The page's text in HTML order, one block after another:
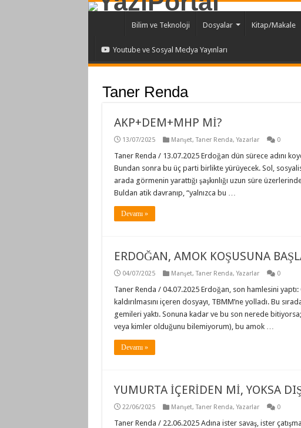
Bilim ve Teknoloji Dosyalar Kitap/Makale
Youtube ve Sosyal Medya Yayınları
Taner Renda
AKP+DEM+MHP Mİ?
13/07/2025 Manşet,Taner Renda,Yazarlar 0
Taner Renda / 13.07.2025 Erdoğan dün sürece adını
Bundan sonra bu üç parti birlikte yürüyecek. Sol,
arada görmenin yarattığı şaşkınlığı uzun süre
Buldan atik davranıp, “yalnızca bu …
Devamı »
ERDOĞAN, AMOK KOŞUSUNA
04/07/2025 Manşet,Taner Renda,Yazarlar 0
Taner Renda / 04.07.2025 Erdoğan, son hamlesini yaptı:
kaldırılmasını içeren dosyayı, TBMM’ne yolladı. Bu
gemileri yaktı. Sonuna kadar ve bu son nerede
veya kimler olduğunu bilemiyorum), bu amok …
Devamı »
YUMURTA İÇERİDEN Mİ, YOKSA
22/06/2025 Manşet,Taner Renda,Yazarlar 0
Taner Renda / 22.06.2025 Adına ister savaş, ister